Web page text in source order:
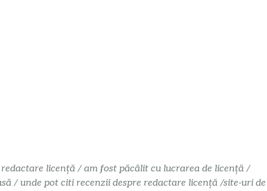
licență / am fost păcălit cu lucrarea de licență /
/ unde pot citi recenzii despre redactare licență /site-uri de